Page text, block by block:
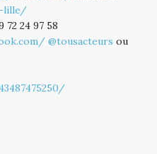
lille/
72 24 97 58
@tousacteurs ou